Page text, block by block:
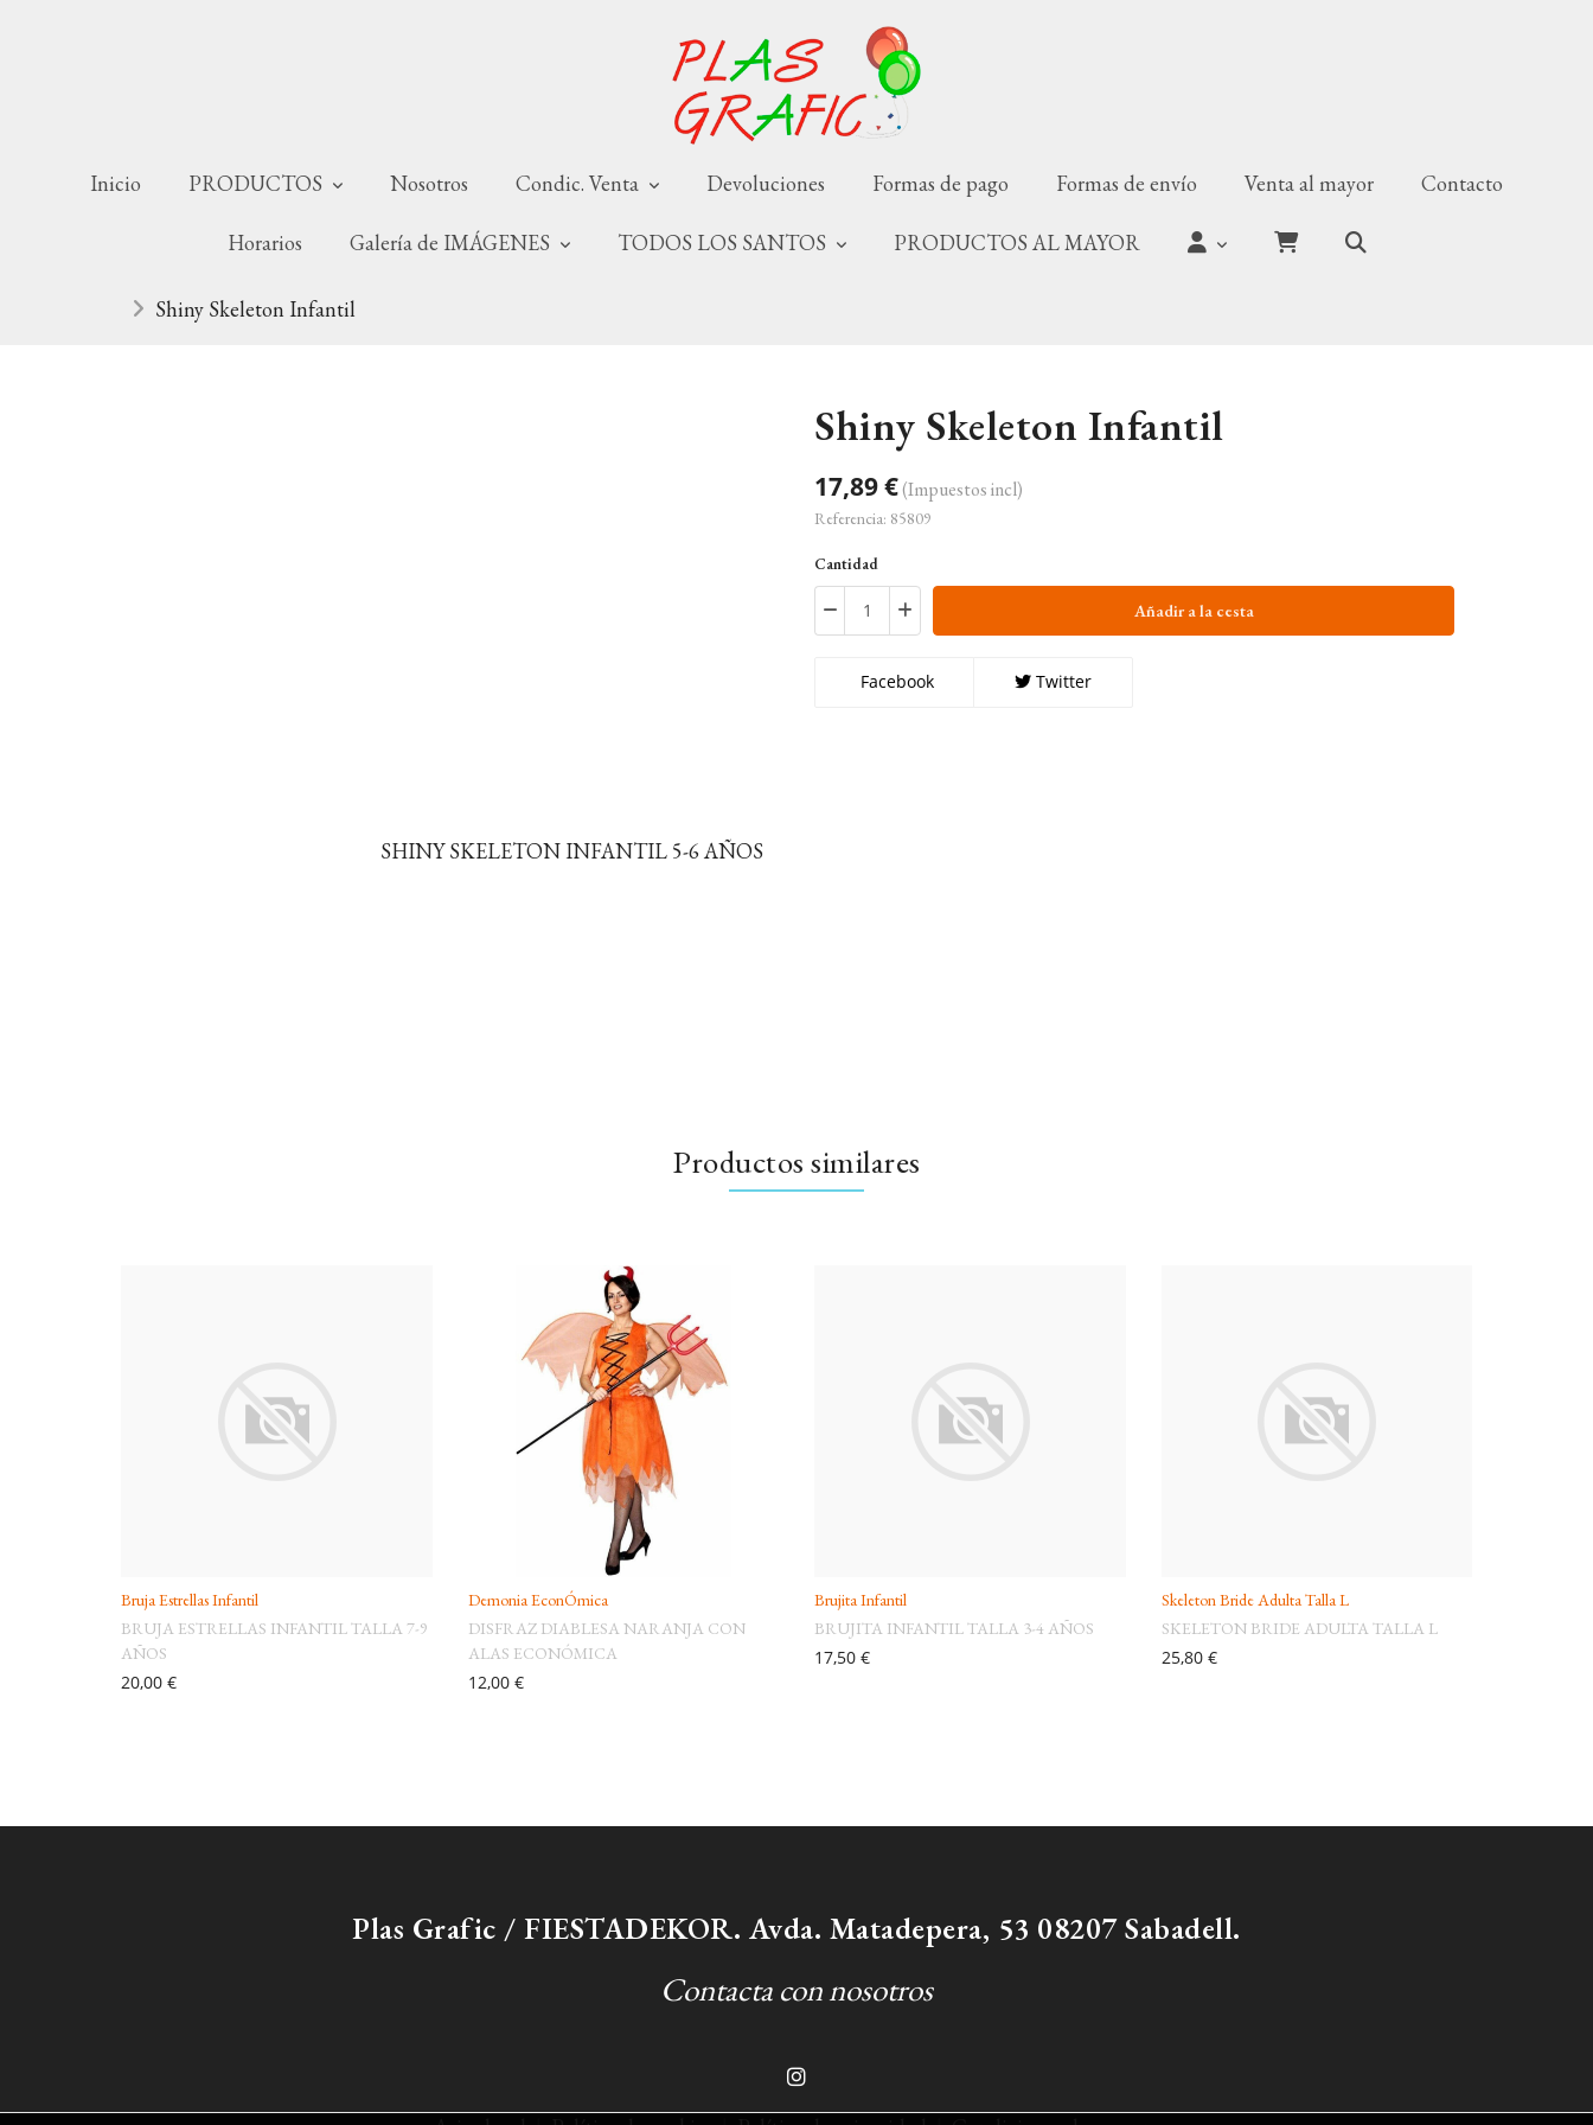
Inicio PRODUCTOS Nosotros Condic. Venta Devoluciones Formas de pago Formas de envío Venta al mayor Contacto
Horarios Galería de IMÁGENES TODOS LOS SANTOS PRODUCTOS AL MAYOR
Shiny Skeleton Infantil
Shiny Skeleton Infantil
17,89 €(Impuestos incl)
Referencia: 85809
Cantidad
Añadir a la cesta
Facebook Twitter
SHINY SKELETON INFANTIL 5-6 AÑOS
Productos similares
Bruja Estrellas Infantil
BRUJA ESTRELLAS INFANTIL TALLA 7-9
AÑOS
20,00 €
Demonia EconÓmica
DISFRAZ DIABLESA NARANJA CON
ALAS ECONÓMICA
12,00 €
Brujita Infantil
BRUJITA INFANTIL TALLA 3-4 AÑOS
17,50 €
Skeleton Bride Adulta Talla L
SKELETON BRIDE ADULTA TALLA L
25,80 €
Plas Grafic / FIESTADEKOR. Avda. Matadepera, 53 08207 Sabadell.
Contacta con nosotros